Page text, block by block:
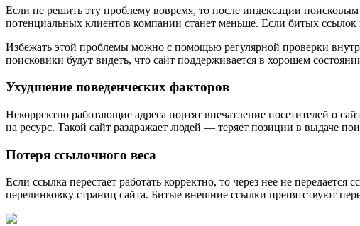
Если не решить эту проблему вовремя, то после индексации поисковым
потенциальных клиентов компании станет меньше. Если битых
Избежать этой проблемы можно с помощью регулярной проверки
поисковики будут видеть, что сайт поддерживается в хорошем
Ухудшение поведенческих факторов
Некорректно работающие адреса портят впечатление посетителей о
на ресурс. Такой сайт раздражает людей — теряет позиции в выдаче
Потеря ссылочного веса
Если ссылка перестает работать корректно, то через нее не
перелинковку страниц сайта. Битые внешние ссылки препятствуют